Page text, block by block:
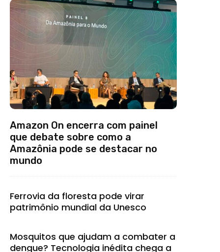
Amazon On encerra com painel
que debate sobre como a
Amazônia pode se destacar no
mundo
Ferrovia da floresta pode virar
patrimônio mundial da Unesco
Mosquitos que ajudam a combater a
dengue? Tecnologia inédita chega a